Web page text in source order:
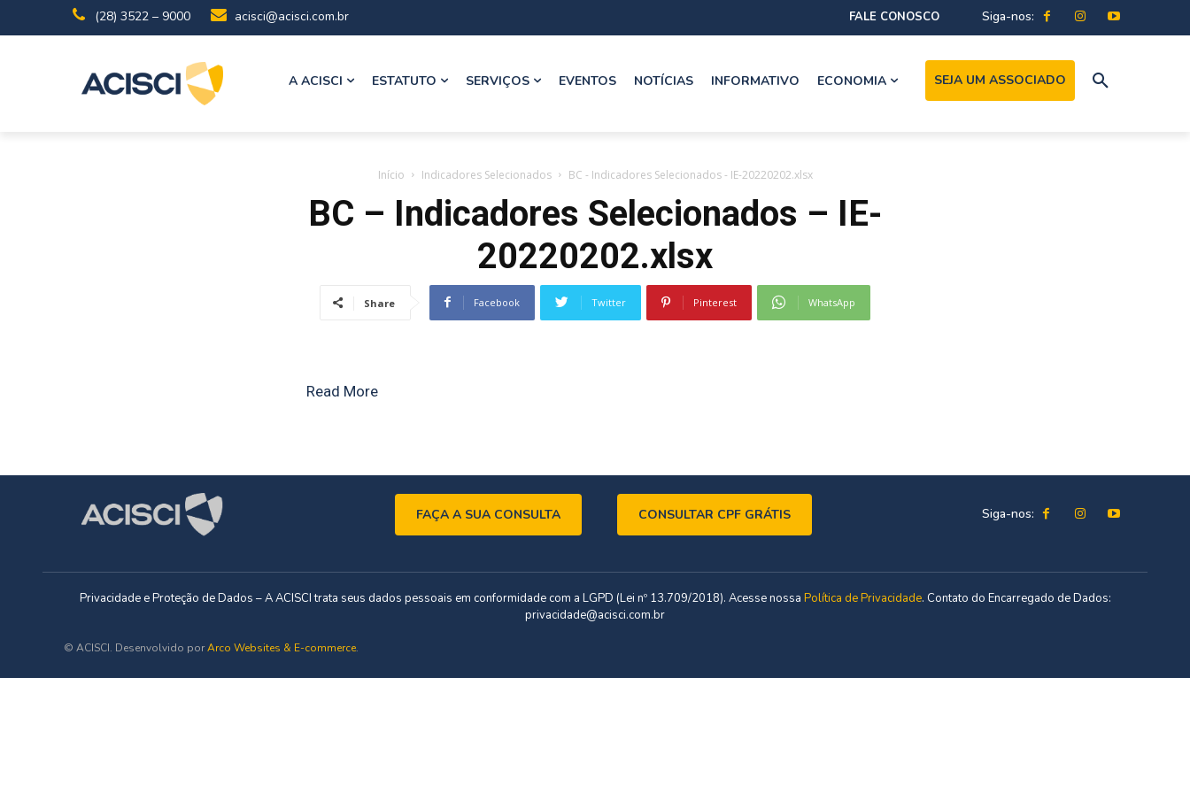
(28) 3522 – 9000 acisci@acisci.com.br FALE CONOSCO Siga-nos:
A ACISCI ESTATUTO SERVIÇOS EVENTOS NOTÍCIAS INFORMATIVO ECONOMIA SEJA UM ASSOCIADO
Início Indicadores Selecionados BC - Indicadores Selecionados - IE-20220202.xlsx
BC – Indicadores Selecionados – IE-
20220202.xlsx
Share Facebook Twitter Pinterest WhatsApp
Read More
FAÇA A SUA CONSULTA CONSULTAR CPF GRÁTIS Siga-nos:
Privacidade e Proteção de Dados – A ACISCI trata seus dados pessoais em conformidade com a LGPD (Lei nº 13.709/2018). Acesse nossa Política de Privacidade. Contato do Encarregado de Dados:
privacidade@acisci.com.br
© ACISCI. Desenvolvido porArco Websites & E-commerce.